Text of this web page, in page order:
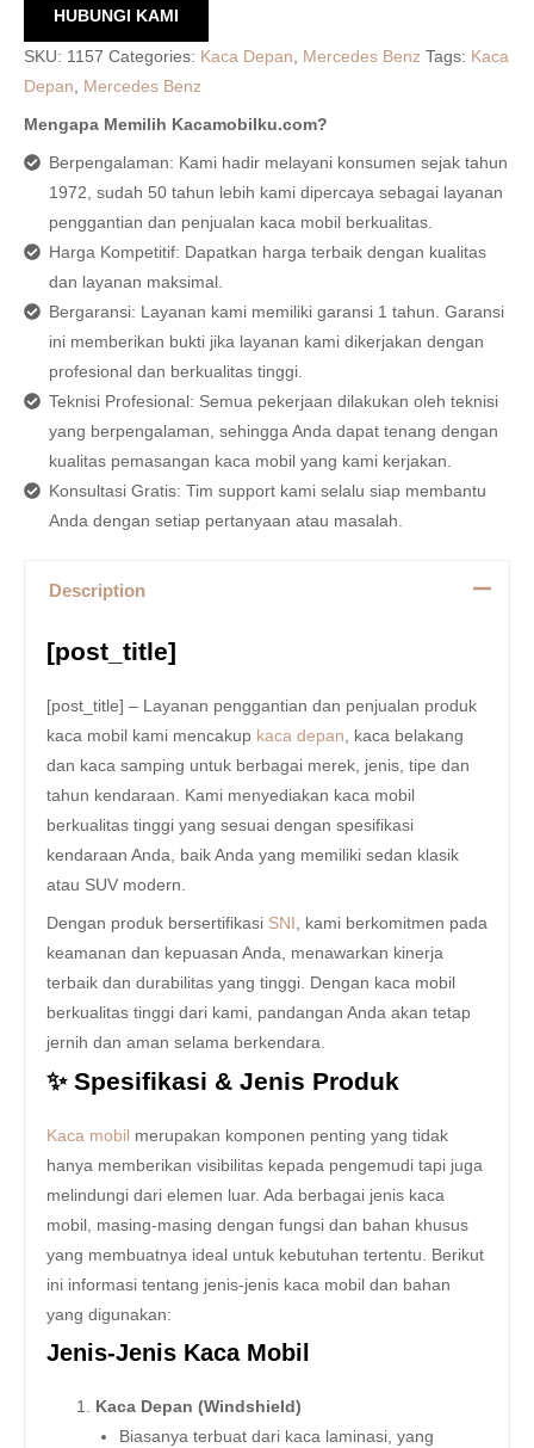
HUBUNGI KAMI
SKU: 1157 Categories: Kaca Depan, Mercedes Benz Tags: Kaca
Depan, Mercedes Benz
Mengapa Memilih Kacamobilku.com?
Berpengalaman: Kami hadir melayani konsumen sejak tahun
1972, sudah 50 tahun lebih kami dipercaya sebagai layanan
penggantian dan penjualan kaca mobil berkualitas.
Harga Kompetitif: Dapatkan harga terbaik dengan kualitas
dan layanan maksimal.
Bergaransi: Layanan kami memiliki garansi 1 tahun. Garansi
ini memberikan bukti jika layanan kami dikerjakan dengan
profesional dan berkualitas tinggi.
Teknisi Profesional: Semua pekerjaan dilakukan oleh teknisi
yang berpengalaman, sehingga Anda dapat tenang dengan
kualitas pemasangan kaca mobil yang kami kerjakan.
Konsultasi Gratis: Tim support kami selalu siap membantu
Anda dengan setiap pertanyaan atau masalah.
Description
[post_title]
[post_title] – Layanan penggantian dan penjualan produk
kaca mobil kami mencakup kaca depan , kaca belakang
dan kaca samping untuk berbagai merek, jenis, tipe dan
tahun kendaraan. Kami menyediakan kaca mobil
berkualitas tinggi yang sesuai dengan spesifikasi
kendaraan Anda, baik Anda yang memiliki sedan klasik
atau SUV modern.
Dengan produk bersertifikasi SNI
, kami berkomitmen pada
keamanan dan kepuasan Anda, menawarkan kinerja
terbaik dan durabilitas yang tinggi. Dengan kaca mobil
berkualitas tinggi dari kami, pandangan Anda akan tetap
jernih dan aman selama berkendara.
✨ Spesifikasi & Jenis Produk
Kaca mobil merupakan komponen penting yang tidak
hanya memberikan visibilitas kepada pengemudi tapi juga
melindungi dari elemen luar. Ada berbagai jenis kaca
mobil, masing-masing dengan fungsi dan bahan khusus
yang membuatnya ideal untuk kebutuhan tertentu. Berikut
ini informasi tentang jenis-jenis kaca mobil dan bahan
yang digunakan:
Jenis-Jenis Kaca Mobil
Kaca Depan (Windshield)
Biasanya terbuat dari kaca laminasi, yang